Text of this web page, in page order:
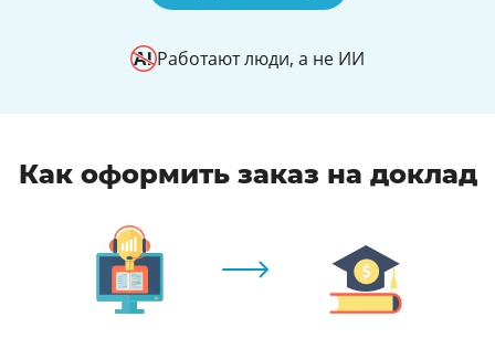
Работают люди, а не ИИ
Как оформить заказ на доклад